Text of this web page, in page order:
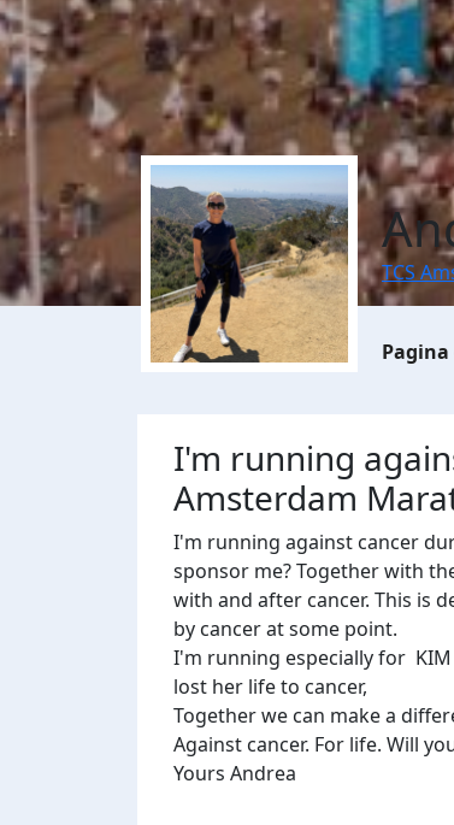
TCS
I'm running
Amsterdam
I'm running against cancer
sponsor me? Together with
with and after cancer. This is
by cancer at some point.
I'm running especially for
lost her life to cancer,
Together we can make a
Against cancer. For life. Will
Yours Andrea